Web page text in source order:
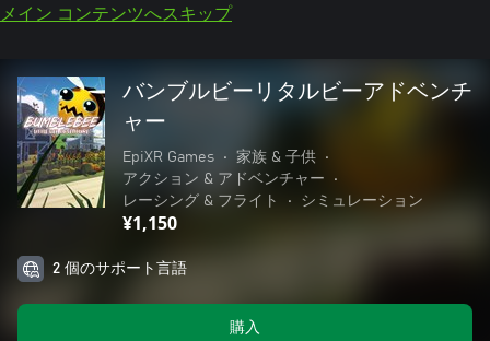
メイン コンテンツへスキップ
バンブルビーリタルビーアドベンチ
ャー
EpiXR Games • 家族 & 子供
•
アクション & アドベンチャー
•
レーシング & フライト
• シミュレーション
¥1,150
2 個のサポート言語
購入